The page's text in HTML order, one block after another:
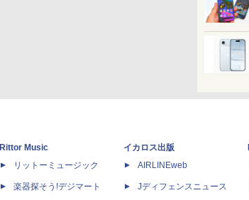
Rittor Music
リットーミュージック
楽器探そう!デジマート
イカロス出版
AIRLINEweb
Jディフェンスニュース